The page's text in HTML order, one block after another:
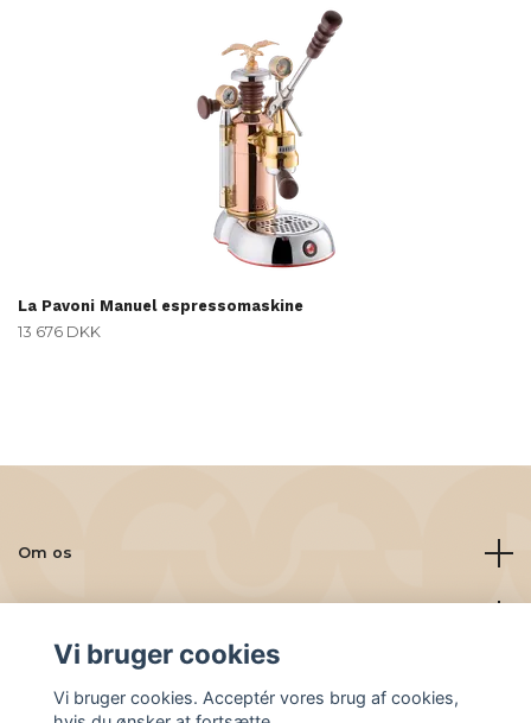
La Pavoni Manuel espressomaskine
13 676 DKK
Om os
Vi bruger cookies
Vi bruger cookies. Acceptér vores brug af cookies,